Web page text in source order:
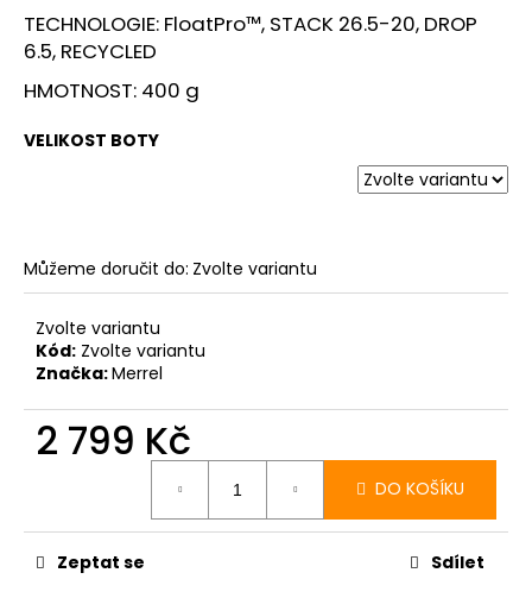
TECHNOLOGIE: FloatPro™, STACK 26.5-20, DROP
6.5, RECYCLED
HMOTNOST: 400 g
VELIKOST BOTY
Můžeme doručit do: Zvolte variantu
Zvolte variantu
Kód: Zvolte variantu
Značka:Merrel
2 799 Kč
DO KOŠÍKU
Zeptat se Sdílet
ČERVENÁ
3
Kč